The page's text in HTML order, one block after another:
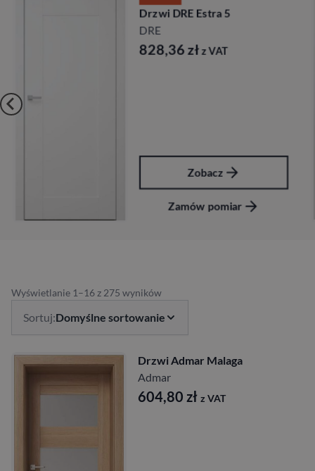
Drzwi DRE Estra 5
DRE
828,36 zł z VAT
Zobacz
Zamów pomiar
Wyświetlanie 1–16 z 275 wyników
Sortuj:Domyślne sortowanie
Drzwi Admar Malaga
Admar
604,80 zł z VAT